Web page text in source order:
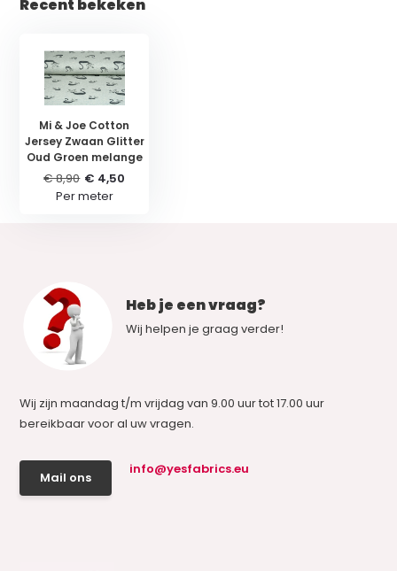
Recent bekeken
Mi & Joe Cotton
Jersey Zwaan Glitter
Oud Groen melange
€ 8,90 € 4,50
Per meter
Heb je een vraag?
Wij helpen je graag verder!
Wij zijn maandag t/m vrijdag van 9.00 uur tot 17.00 uur
bereikbaar voor al uw vragen.
Mail ons
info@yesfabrics.eu